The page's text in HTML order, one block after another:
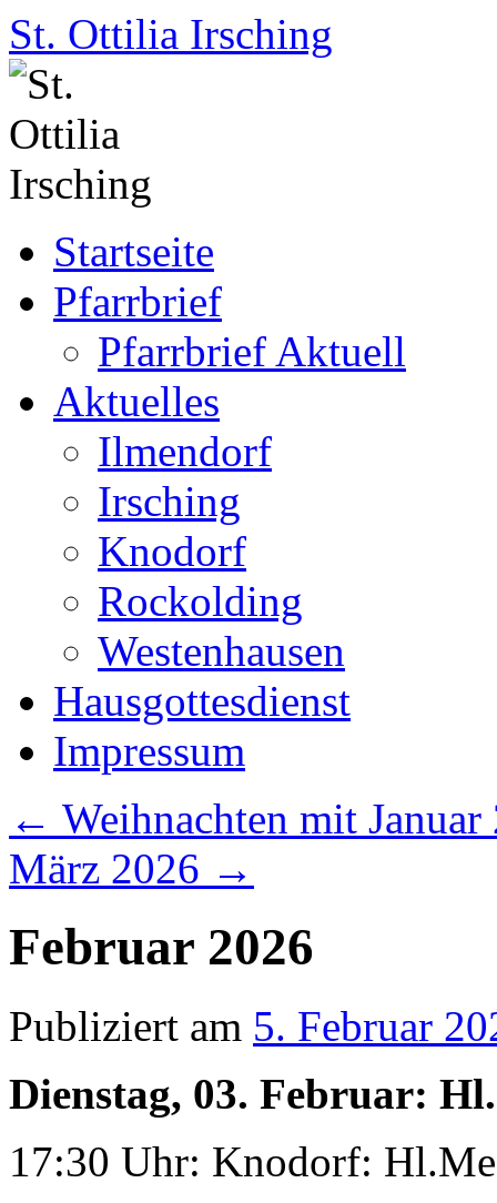
St. Ottilia Irsching
Inhalt
springenStartseite
Pfarrbrief
Pfarrbrief Aktuell
Aktuelles
Ilmendorf
Irsching
Knodorf
Rockolding
Westenhausen
Hausgottesdienst
Impressum
← Weihnachten mit Januar
März 2026 →
Februar 2026
Publiziert am 5. Februar
Dienstag, 03. Februar:
17:30 Uhr: Knodorf: